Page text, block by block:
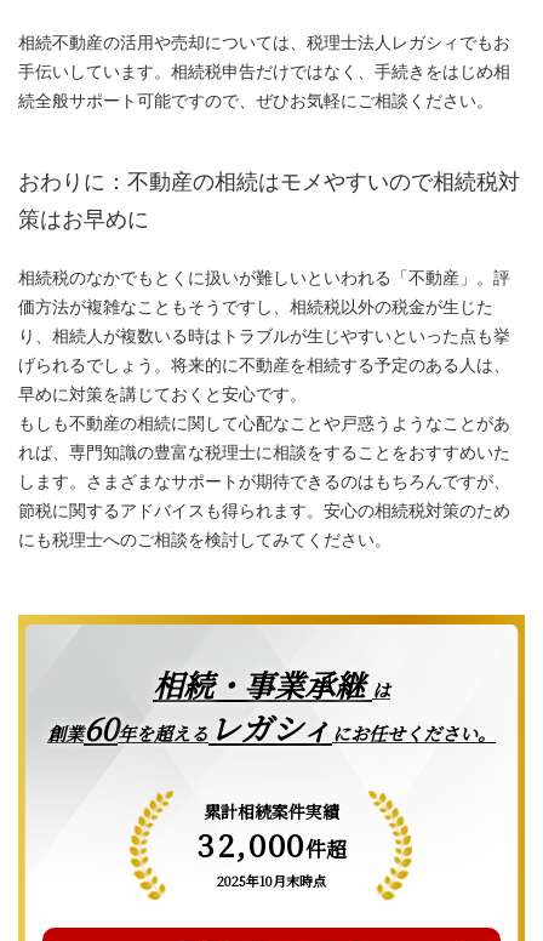
相続不動産の活用や売却については、税理士法人レガシィでもお
手伝いしています。相続税申告だけではなく、手続きをはじめ相
続全般サポート可能ですので、ぜひお気軽にご相談ください。
おわりに：不動産の相続はモメやすいので相続税対
策はお早めに
相続税のなかでもとくに扱いが難しいといわれる「不動産」。評
価方法が複雑なこともそうですし、相続税以外の税金が生じた
り、相続人が複数いる時はトラブルが生じやすいといった点も挙
げられるでしょう。将来的に不動産を相続する予定のある人は、
早めに対策を講じておくと安心です。
もしも不動産の相続に関して心配なことや戸惑うようなことがあ
れば、専門知識の豊富な税理士に相談をすることをおすすめいた
します。さまざまなサポートが期待できるのはもちろんですが、
節税に関するアドバイスも得られます。安心の相続税対策のため
にも税理士へのご相談を検討してみてください。
相続・事業承継は
創業60年を超える レガシィ にお任せください。
累計相続案件実績
32,000件超
2025年10月末時点